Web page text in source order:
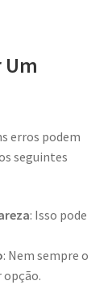
Um
erros podem
seguintes
: Isso pode
: Nem sempre o